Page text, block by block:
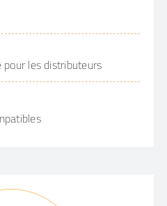
pour les distributeurs